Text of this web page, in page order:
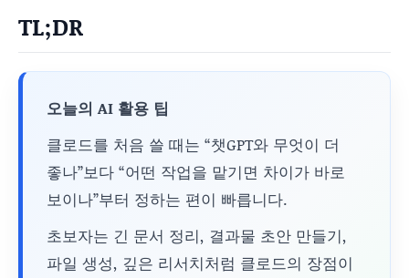
TL;DR
오늘의 AI 활용 팁
클로드를 처음 쓸 때는 “챗GPT와 무엇이 더
좋나”보다 “어떤 작업을 맡기면 차이가 바로
보이나”부터 정하는 편이 빠릅니다.
초보자는 긴 문서 정리, 결과물 초안 만들기,
파일 생성, 깊은 리서치처럼 클로드의 장점이